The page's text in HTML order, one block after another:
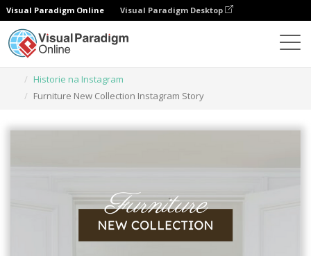
Visual Paradigm Online Visual Paradigm Desktop
Historie na Instagram
Furniture New Collection Instagram Story